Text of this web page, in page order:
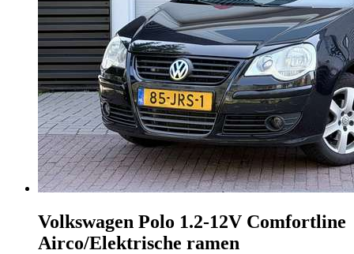
Volkswagen Polo 1.2-12V Comfortline
Airco/Elektrische ramen